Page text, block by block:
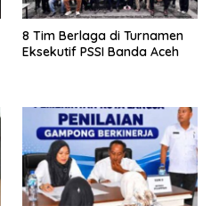
8 Tim Berlaga di Turnamen
Eksekutif PSSI Banda Aceh